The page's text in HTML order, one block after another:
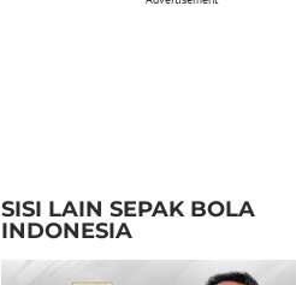
SISI LAIN SEPAK BOLA
INDONESIA